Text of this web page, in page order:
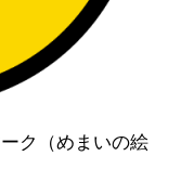
ク（めまいの絵